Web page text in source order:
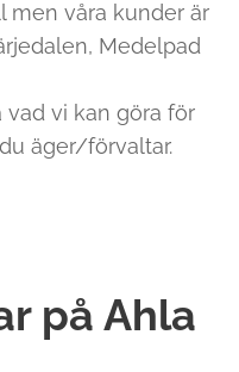
men våra kunder är
Medelpad
vi kan göra för
äger/förvaltar.
på Ahla